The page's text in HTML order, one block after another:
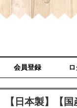
会員登録
【日本製】【